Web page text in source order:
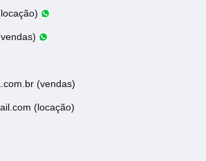
(vendas)
(locação)